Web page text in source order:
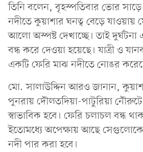
তিনি বলেন, বৃহস্পতিবার ভোর সাড়ে
নদীতে কুয়াশার ঘনত্ব বেড়ে যাওয়ায়
আলো অস্পষ্ট দেখাচ্ছে। তাই
বন্ধ করে দেওয়া হয়েছে। যাত্রী ও
একটি ফেরি মাঝ নদীতে নোঙর
মো. সালাউদ্দিন আরও জানান,
পুনরায় দৌলতদিয়া-পাটুরিয়া
স্বাভাবিক হবে। ফেরি চলাচল বন্ধ
ইতোমধ্যে অপেক্ষায় আছে সেগুলোকে
নদী পার করা হবে।